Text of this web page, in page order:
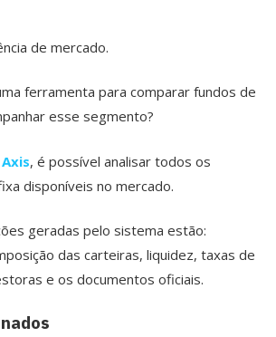
de mercado.
ferramenta para comparar fundos de
esse segmento?
, é possível analisar todos os
disponíveis no mercado.
geradas pelo sistema estão:
das carteiras, liquidez, taxas de
e os documentos oficiais.